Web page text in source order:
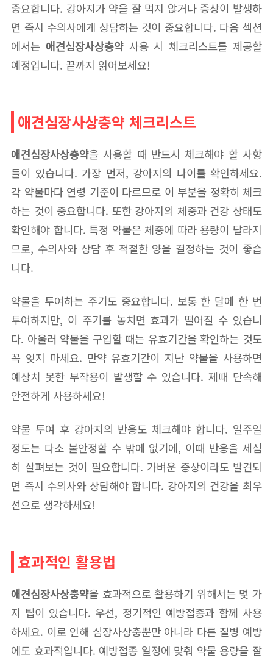
중요합니다. 강아지가 약을 잘 먹지 않거나 증상이 발생하
면 즉시 수의사에게 상담하는 것이 중요합니다. 다음 섹션
에서는 애견심장사상충약사용 시 체크리스트를 제공할
예정입니다. 끝까지 읽어보세요!
애견심장사상충약 체크리스트
애견심장사상충약을 사용할 때 반드시 체크해야 할 사항
들이 있습니다. 가장 먼저, 강아지의 나이를 확인하세요.
각 약물마다 연령 기준이 다르므로 이 부분을 정확히 체크
하는 것이 중요합니다. 또한 강아지의 체중과 건강 상태도
확인해야 합니다. 특정 약물은 체중에 따라 용량이 달라지
므로, 수의사와 상담 후 적절한 양을 결정하는 것이 좋습
니다.
약물을 투여하는 주기도 중요합니다. 보통 한 달에 한 번
투여하지만, 이 주기를 놓치면 효과가 떨어질 수 있습니
다. 아울러 약물을 구입할 때는 유효기간을 확인하는 것도
꼭 잊지 마세요. 만약 유효기간이 지난 약물을 사용하면
예상치 못한 부작용이 발생할 수 있습니다. 제때 단속해
안전하게 사용하세요!
약물 투여 후 강아지의 반응도 체크해야 합니다. 일주일
정도는 다소 불안정할 수 밖에 없기에, 이때 반응을 세심
히 살펴보는 것이 필요합니다. 가벼운 증상이라도 발견되
면 즉시 수의사와 상담해야 합니다. 강아지의 건강을 최우
선으로 생각하세요!
효과적인 활용법
애견심장사상충약을 효과적으로 활용하기 위해서는 몇 가
지 팁이 있습니다. 우선, 정기적인 예방접종과 함께 사용
하세요. 이로 인해 심장사상충뿐만 아니라 다른 질병 예방
에도 효과적입니다. 예방접종 일정에 맞춰 약물 용량을 잘